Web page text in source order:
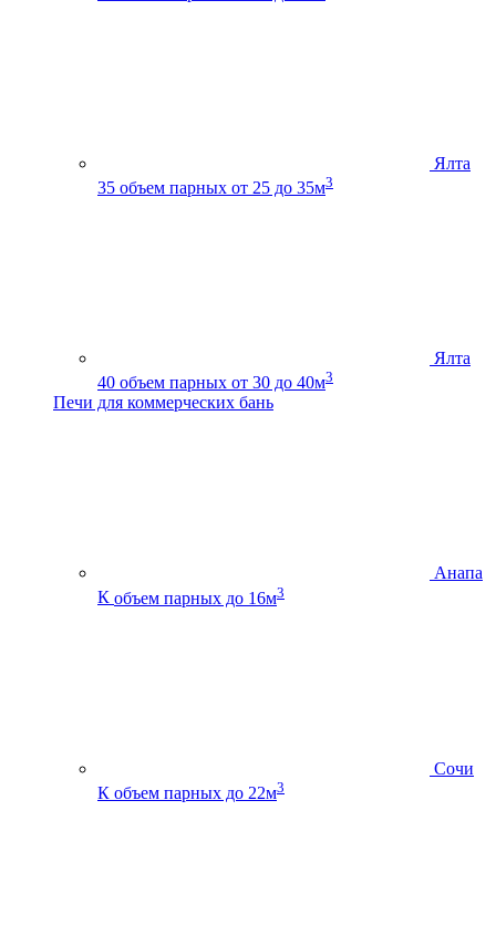
Ялта
35 объем парных от 25 до 35м3
Ялта
40 объем парных от 30 до 40м3
Печи для коммерческих бань
Анапа
К объем парных до 16м3
Сочи
К объем парных до 22м3